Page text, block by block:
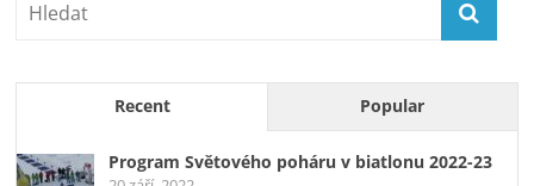
Recent Popular
Program Světového poháru v biatlonu 2022-23